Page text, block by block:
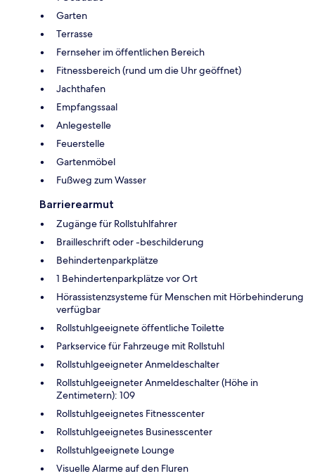
Garten
Terrasse
Fernseher im öffentlichen Bereich
Fitnessbereich (rund um die Uhr geöffnet)
Jachthafen
Empfangssaal
Anlegestelle
Feuerstelle
Gartenmöbel
Fußweg zum Wasser
Barrierearmut
Zugänge für Rollstuhlfahrer
Brailleschrift oder -beschilderung
Behindertenparkplätze
1 Behindertenparkplätze vor Ort
Hörassistenzsysteme für Menschen mit Hörbehinderung
verfügbar
Rollstuhlgeeignete öffentliche Toilette
Parkservice für Fahrzeuge mit Rollstuhl
Rollstuhlgeeigneter Anmeldeschalter
Rollstuhlgeeigneter Anmeldeschalter (Höhe in
Zentimetern): 109
Rollstuhlgeeignetes Fitnesscenter
Rollstuhlgeeignetes Businesscenter
Rollstuhlgeeignete Lounge
Visuelle Alarme auf den Fluren